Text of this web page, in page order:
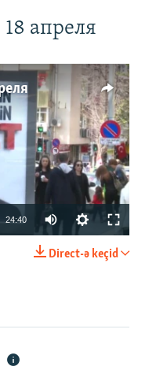
апреля
available
24:40
Direct-ə keçid